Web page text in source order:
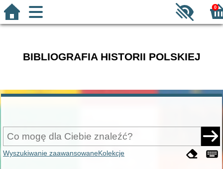
0
BIBLIOGRAFIA HISTORII POLSKIEJ
Wyszukiwanie zaawansowaneKolekcje